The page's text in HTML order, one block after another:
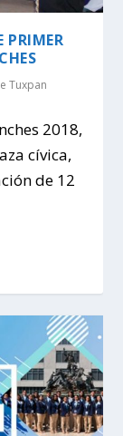
PRIMER
Tuxpan
2018,
cívica,
de 12